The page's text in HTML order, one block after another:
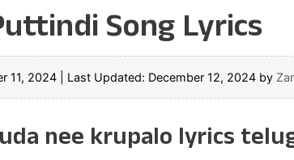
Song Lyrics
11, 2024 Last Updated: December 12, 2024 by
nee krupalo lyrics